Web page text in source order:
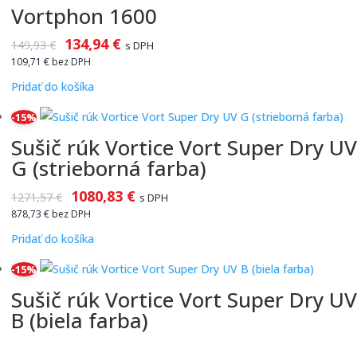
Vortphon 1600
149,93€ 134,94 € s DPH
109,71 € bez DPH
Pridať do košíka
-15%
Sušič rúk Vortice Vort Super Dry UV
G (strieborná farba)
1271,57€ 1080,83 € s DPH
878,73 € bez DPH
Pridať do košíka
-15%
Sušič rúk Vortice Vort Super Dry UV
B (biela farba)